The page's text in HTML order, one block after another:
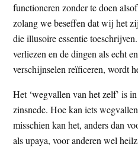
functioneren zonder te doen
zolang we beseffen dat wij het
die illusoire essentie
verliezen en de dingen als echt
verschijnselen reïficeren, wordt
Het ‘wegvallen van het zelf’ is
zinsnede. Hoe kan iets
misschien kan het, anders dan
als upaya, voor anderen wel